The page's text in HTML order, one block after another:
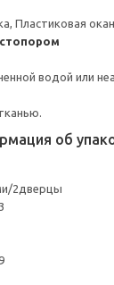
Пластиковая
водой или
об
2дверцы